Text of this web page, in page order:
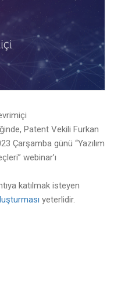
Patent Vekili Furkan
Çarşamba günü “Yazılım
webinar’ı
katılmak isteyen
yeterlidir.